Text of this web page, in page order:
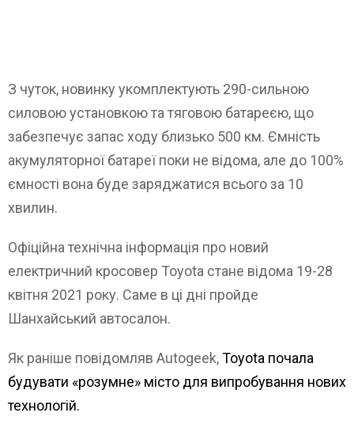
З чуток, новинку укомплектують 290-сильною
силовою установкою та тяговою батареєю, що
забезпечує запас ходу близько 500 км. Ємність
акумуляторної батареї поки не відома, але до 100%
ємності вона буде заряджатися всього за 10
хвилин.
Офіційна технічна інформація про новий
електричний кросовер Toyota стане відома 19-28
квітня 2021 року. Саме в ці дні пройде
Шанхайський автосалон.
Як раніше повідомляв Autogeek,Toyota почала
будувати «розумне» місто для випробування нових
технологій.